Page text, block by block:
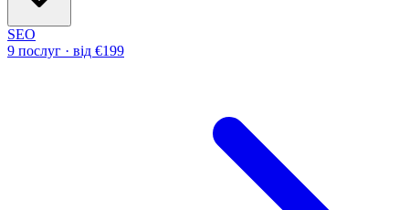
SEO
9 послуг · від €199